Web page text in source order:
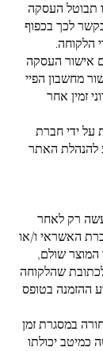
תבוטל העסקה
לכך בכפוף
הלקוחה.
אישור העסקה
מחשבון הפיי
זמין אחר
על ידי חברת
להנהלת האתר
רק לאחר
האשראי ו/או
המוצר שולם,
שהלקוחה
ההזמנה בטופס
במסגרת זמן
כמיטב יכולתו